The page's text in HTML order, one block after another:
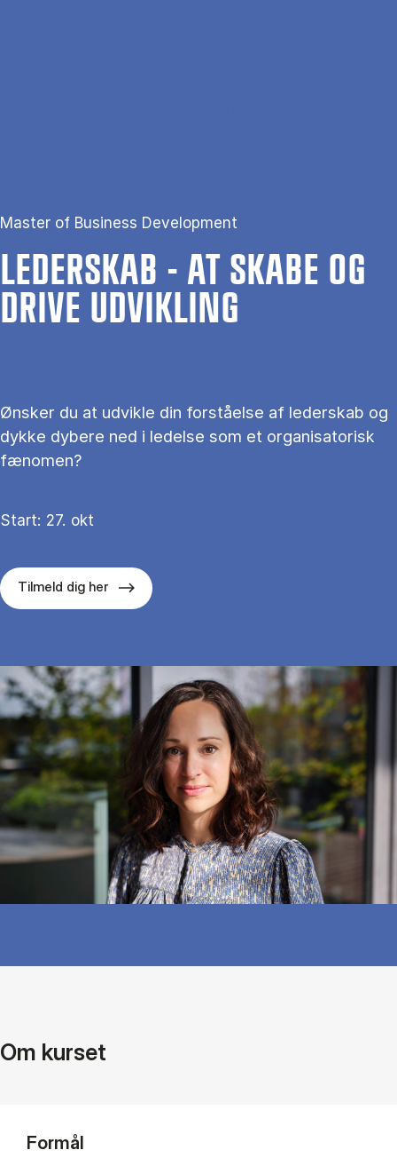
Master of Business Development
LE­DER­SKAB - AT SKA­BE OG
DRI­VE UD­VIK­LING
Ønsker du at udvikle din forståelse af lederskab og
dykke dybere ned i ledelse som et organisatorisk
fænomen?
Start: 27. okt
Tilmeld dig her
Om kurset
Formål